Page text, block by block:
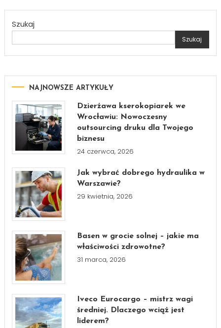
Szukaj
Szukaj
NAJNOWSZE ARTYKUŁY
Dzierżawa kserokopiarek we
Wrocławiu: Nowoczesny
outsourcing druku dla Twojego
biznesu
24 czerwca, 2026
Jak wybrać dobrego hydraulika w
Warszawie?
29 kwietnia, 2026
Basen w grocie solnej – jakie ma
właściwości zdrowotne?
31 marca, 2026
Iveco Eurocargo – mistrz wagi
średniej. Dlaczego wciąż jest
liderem?